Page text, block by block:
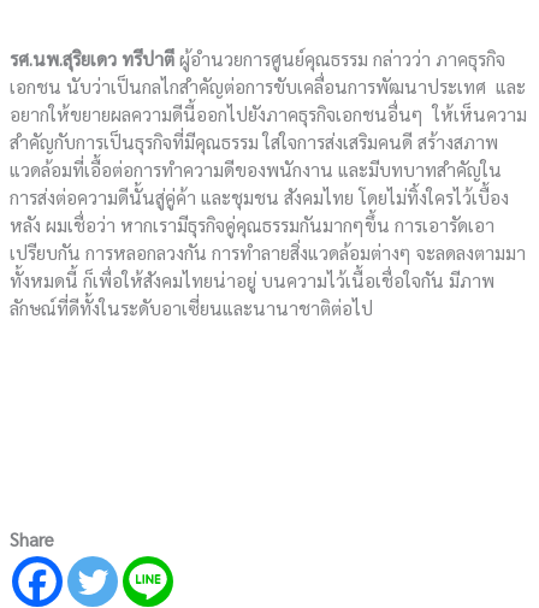
รศ.นพ.สุริยเดว ทรีปาตีผู้อำนวยการศูนย์คุณธรรม กล่าวว่า ภาคธุรกิจ
เอกชน นับว่าเป็นกลไกสำคัญต่อการขับเคลื่อนการพัฒนาประเทศ และ
อยากให้ขยายผลความดีนี้ออกไปยังภาคธุรกิจเอกชนอื่นๆ ให้เห็นความ
สำคัญกับการเป็นธุรกิจที่มีคุณธรรม ใส่ใจการส่งเสริมคนดี สร้างสภาพ
แวดล้อมที่เอื้อต่อการทำความดีของพนักงาน และมีบทบาทสำคัญใน
การส่งต่อความดีนั้นสู่คู่ค้า และชุมชน สังคมไทย โดยไม่ทิ้งใครไว้เบื้อง
หลัง ผมเชื่อว่า หากเรามีธุรกิจคู่คุณธรรมกันมากๆขึ้น การเอารัดเอา
เปรียบกัน การหลอกลวงกัน การทำลายสิ่งแวดล้อมต่างๆ จะลดลงตามมา
ทั้งหมดนี้ ก็เพื่อให้สังคมไทยน่าอยู่ บนความไว้เนื้อเชื่อใจกัน มีภาพ
ลักษณ์ที่ดีทั้งในระดับอาเซี่ยนและนานาชาติต่อไป
Share